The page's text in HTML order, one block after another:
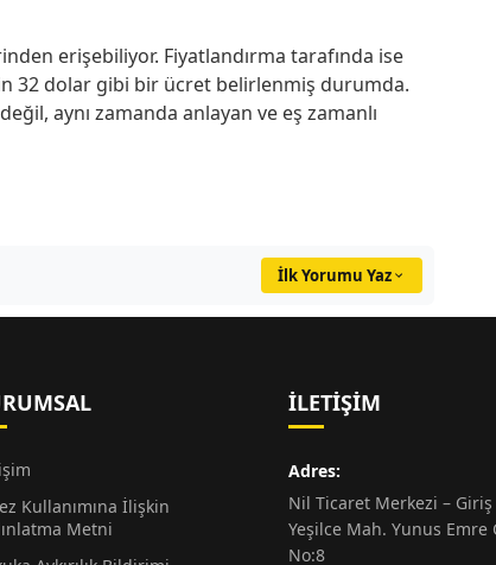
erişebiliyor. Fiyatlandırma tarafında ise
32 dolar gibi bir ücret belirlenmiş durumda.
aynı zamanda anlayan ve eş zamanlı
İlk Yorumu Yaz
Kullanımına İlişkin
Metni
İLETIŞIM
Adres:
Nil Ticaret Merkezi – Giriş
Yeşilce Mah. Yunus Emre
No:8